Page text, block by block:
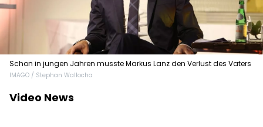
Schon in jungen Jahren musste Markus Lanz den Verlust des Vaters
verkraften
IMAGO / Stephan Wallocha
Video News